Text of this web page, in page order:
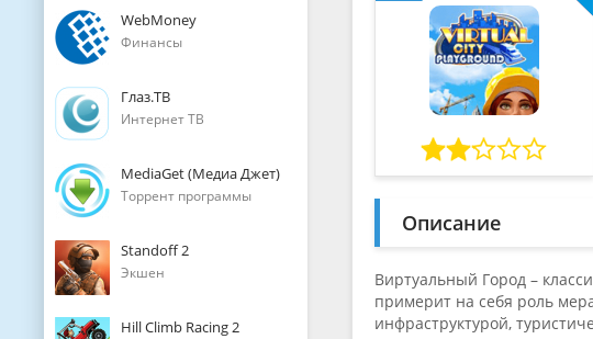
WebMoney
Финансы
Глаз.ТВ
Интернет ТВ
MediaGet (Медиа Джет)
Торрент программы
Standoff 2
Экшен
Hill Climb Racing 2
Описание
Виртуальный Город –
примерит на себя роль
инфраструктурой,